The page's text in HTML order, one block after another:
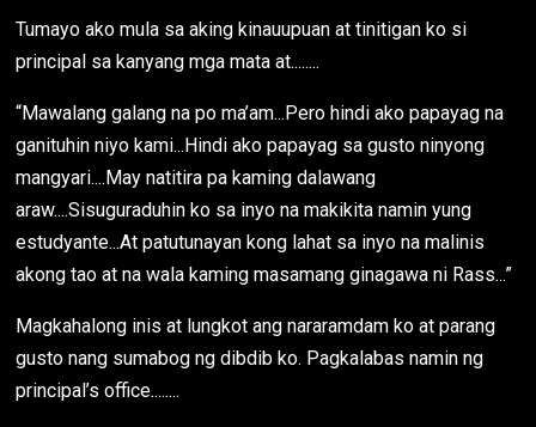
Tumayo ako mula sa aking kinauupuan at tinitigan ko si
principal sa kanyang mga mata at........
“Mawalang galang na po ma’am...Pero hindi ako papayag na
ganituhin niyo kami...Hindi ako papayag sa gusto ninyong
mangyari....May natitira pa kaming dalawang
araw....Sisuguraduhin ko sa inyo na makikita namin yung
estudyante...At patutunayan kong lahat sa inyo na malinis
akong tao at na wala kaming masamang ginagawa ni Rass...”
Magkahalong inis at lungkot ang nararamdam ko at parang
gusto nang sumabog ng dibdib ko. Pagkalabas namin ng
principal’s office........